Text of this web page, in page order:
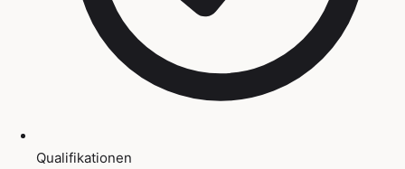
Qualifikationen